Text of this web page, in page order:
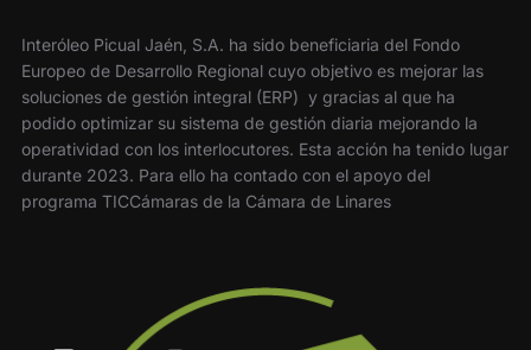
Interóleo Picual Jaén, S.A. ha sido beneficiaria del Fondo
Europeo de Desarrollo Regional cuyo objetivo es mejorar las
soluciones de gestión integral (ERP) y gracias al que ha
podido optimizar su sistema de gestión diaria mejorando la
operatividad con los interlocutores. Esta acción ha tenido lugar
durante 2023. Para ello ha contado con el apoyo del
programa TICCámaras de la Cámara de Linares